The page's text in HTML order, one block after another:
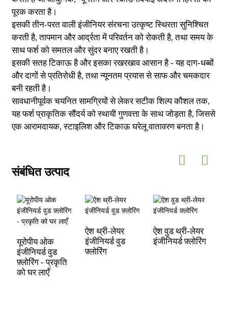
पूरक करता है।
इसकी तीन-परत वाली इंजीनियर संरचना उत्कृष्ट स्थिरता सुनिश्चित
करती है, तापमान और आर्द्रता में परिवर्तन को रोकती है, तथा समय के
साथ फर्श को समतल और सुंदर बनाए रखती है।
इसकी सतह टिकाऊ है और इसका रखरखाव आसान है - यह दाग-धब्बों
और दागों से प्रतिरोधी है, तथा न्यूनतम प्रयास से साफ और चमकदार
बनी रहती है।
सावधानीपूर्वक चयनित सामग्रियों से लेकर सटीक शिल्प कौशल तक,
यह फर्श प्राकृतिक सौंदर्य को स्थायी गुणवत्ता के साथ जोड़ता है, जिससे
एक आरामदायक, स्टाइलिश और टिकाऊ घरेलू वातावरण बनता है।
संबंधित उत्पाद
यूरोपीय ओक
इंजीनियर्ड वुड
फ़्लोरिंग - प्रकृति
को घर लाएँ
ऐश थ्री-लेयर
इंजीनियर्ड वुड
फ़्लोरिंग
ऐश वुड थ्री-लेयर
इंजीनियर्ड फ़्लोरिंग